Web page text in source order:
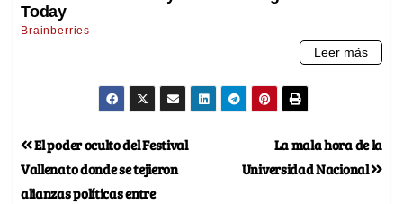
La mala hora de la
Universidad Nacional
El poder oculto del Festival
Vallenato donde se tejieron
alianzas políticas entre